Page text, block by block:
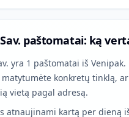
paštomatai: ką
yra 1 paštomatai iš
konkretų tinklą,
vietą pagal adresą.
atnaujinami kartą per dieną